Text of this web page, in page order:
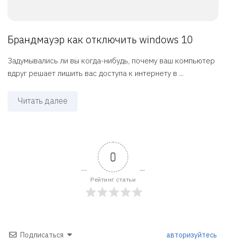
Брандмауэр как отключить windows 10
Задумывались ли вы когда-нибудь, почему ваш компьютер
вдруг решает лишить вас доступа к интернету в ...
Читать далее
0
Рейтинг статьи
Подписаться авторизуйтесь